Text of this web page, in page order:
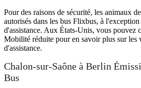
Pour des raisons de sécurité, les animaux
autorisés dans les bus Flixbus, à
d'assistance. Aux États-Unis, vous pouvez
Mobilité réduite pour en savoir plus sur les
d'assistance.
Chalon-sur-Saône à Berlin
Bus